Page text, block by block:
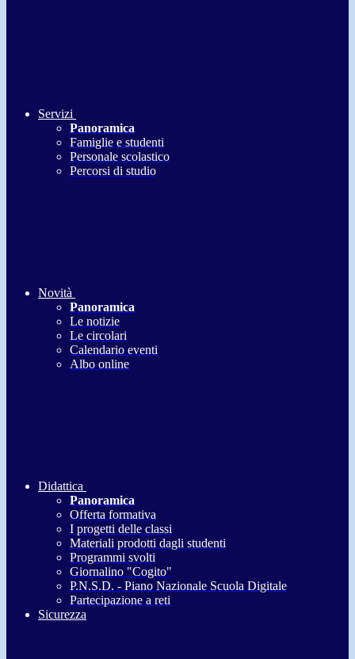
Servizi
Panoramica
Famiglie e studenti
Personale scolastico
Percorsi di studio
Novità
Panoramica
Le notizie
Le circolari
Calendario eventi
Albo online
Didattica
Panoramica
Offerta formativa
I progetti delle classi
Materiali prodotti dagli studenti
Programmi svolti
Giornalino "Cogito"
P.N.S.D. - Piano Nazionale Scuola Digitale
Partecipazione a reti
Sicurezza